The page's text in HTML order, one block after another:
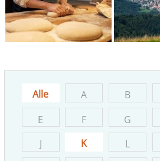
Alle A B
E
F G
J
K L